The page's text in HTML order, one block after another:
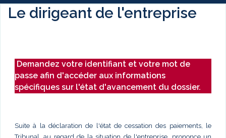
Le dirigeant de l'entreprise
Demandez votre identifiant et votre mot de
passe afin d'accéder aux informations
spécifiques sur l'état d'avancement du dossier.
Suite à la déclaration de l'état de cessation des paiements, le